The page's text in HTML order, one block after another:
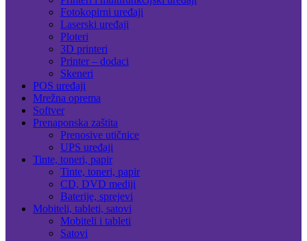
Fotokopirni uređaji
Laserski uređaji
Ploteri
3D printeri
Printer – dodaci
Skeneri
POS uređaji
Mrežna oprema
Softver
Prenaponska zaštita
Prenosive utičnice
UPS uređaji
Tinte, toneri, papir
Tinte, toneri, papir
CD, DVD mediji
Baterije, sprejevi
Mobiteli, tableti, satovi
Mobiteli i tableti
Satovi